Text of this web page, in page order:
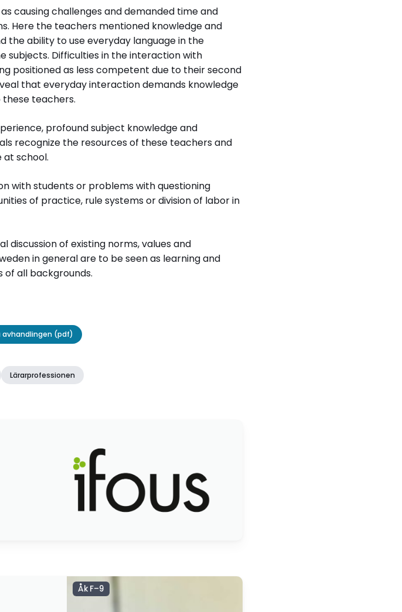
hela avhandlingen (pdf)
causing challenges and demanded time and
Here the teachers mentioned knowledge and
ability to use everyday language in the
subjects. Difficulties in the interaction with
positioned as less competent due to their second
that everyday interaction demands knowledge
teachers.
profound subject knowledge and
recognize the resources of these teachers and
school.
with students or problems with questioning
of practice, rule systems or division of labor in
discussion of existing norms, values and
in general are to be seen as learning and
all backgrounds.
avhandlingen (pdf)
Lärarprofessionen
Åk F–9